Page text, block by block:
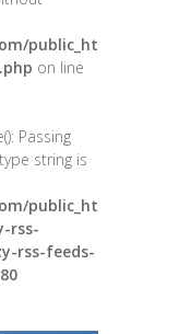
public_ht
on line
Passing
string is
public_ht
rss-
rss-feeds-